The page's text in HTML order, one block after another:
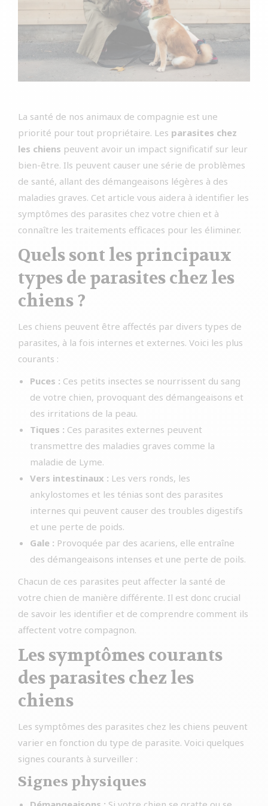
La santé de nos animaux de compagnie est une
priorité pour tout propriétaire. Les parasites chez
les chiens peuvent avoir un impact significatif sur leur
bien-être. Ils peuvent causer une série de problèmes
de santé, allant des démangeaisons légères à des
maladies graves. Cet article vous aidera à identifier les
symptômes des parasites chez votre chien et à
connaître les traitements efficaces pour les éliminer.
Quels sont les principaux
types de parasites chez les
chiens ?
Les chiens peuvent être affectés par divers types de
parasites, à la fois internes et externes. Voici les plus
courants :
Puces : Ces petits insectes se nourrissent du sang
de votre chien, provoquant des démangeaisons et
des irritations de la peau.
Tiques : Ces parasites externes peuvent
transmettre des maladies graves comme la
maladie de Lyme.
Vers intestinaux : Les vers ronds, les
ankylostomes et les ténias sont des parasites
internes qui peuvent causer des troubles digestifs
et une perte de poids.
Gale : Provoquée par des acariens, elle entraîne
des démangeaisons intenses et une perte de poils.
Chacun de ces parasites peut affecter la santé de
votre chien de manière différente. Il est donc crucial
de savoir les identifier et de comprendre comment ils
affectent votre compagnon.
Les symptômes courants
des parasites chez les
chiens
Les symptômes des parasites chez les chiens peuvent
varier en fonction du type de parasite. Voici quelques
signes courants à surveiller :
Signes physiques